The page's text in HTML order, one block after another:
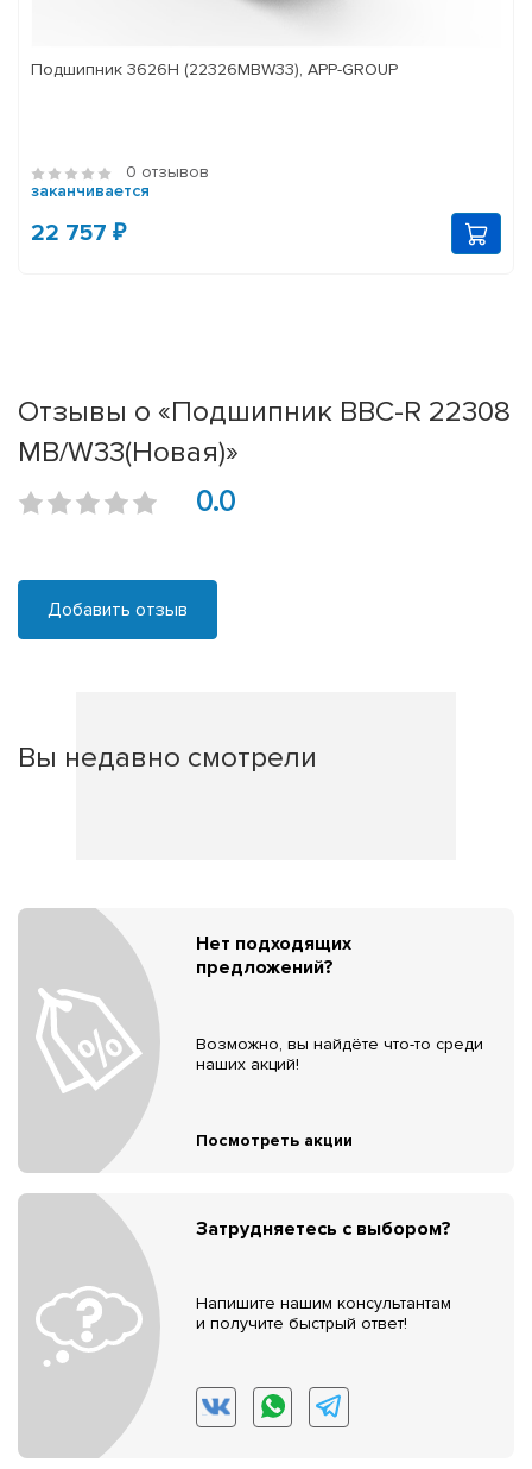
Подшипник 3626Н (22326MBW33), APP-GROUP
0 отзывов
заканчивается
22 757 ₽
Отзывы о «Подшипник BBC-R 22308
MB/W33(Новая)»
0.0
Добавить отзыв
Вы недавно смотрели
Нет подходящих
предложений?
Возможно, вы найдёте что-то среди
наших акций!
Посмотреть акции
Затрудняетесь с выбором?
Напишите нашим консультантам
и получите быстрый ответ!